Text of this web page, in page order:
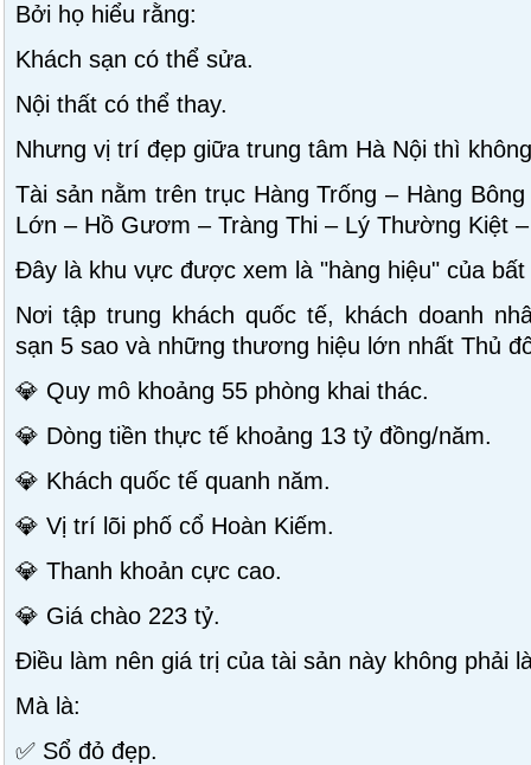
Bởi họ hiểu rằng:
Khách sạn có thể sửa.
Nội thất có thể thay.
Nhưng vị trí đẹp giữa trung tâm Hà Nội thì
Tài sản nằm trên trục Hàng Trống – Hàng
Lớn – Hồ Gươm – Tràng Thi – Lý Thường Kiệt
Đây là khu vực được xem là "hàng hiệu" của bất
Nơi tập trung khách quốc tế, khách doanh
sạn 5 sao và những thương hiệu lớn nhất Thủ
💎 Quy mô khoảng 55 phòng khai thác.
💎 Dòng tiền thực tế khoảng 13 tỷ đồng/năm.
💎 Khách quốc tế quanh năm.
💎 Vị trí lõi phố cổ Hoàn Kiếm.
💎 Thanh khoản cực cao.
💎 Giá chào 223 tỷ.
Điều làm nên giá trị của tài sản này không phải
Mà là:
✅ Sổ đỏ đẹp.